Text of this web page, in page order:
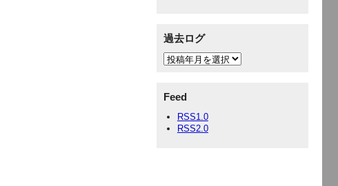
過去ログ
Feed
RSS1.0
RSS2.0